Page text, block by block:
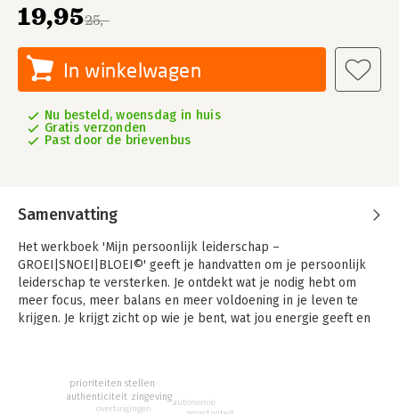
25,-
19,95
In winkelwagen
Nu besteld, woensdag in huis
Gratis verzonden
Past door de brievenbus
Samenvatting
Het werkboek 'Mijn persoonlijk leiderschap –
GROEI|SNOEI|BLOEI©' geeft je handvatten om je persoonlijk
leiderschap te versterken. Je ontdekt wat je nodig hebt om
meer focus, meer balans en meer voldoening in je leven te
krijgen. Je krijgt zicht op wie je bent, wat jou energie geeft en
modellen en inzichten uit managementtheorieën en de
psychologie. Er is geen ‘one size fits all’ manier, alleen jouw
overtuigingen
zingeving
autonomie
authenticiteit
prioriteiten stellen